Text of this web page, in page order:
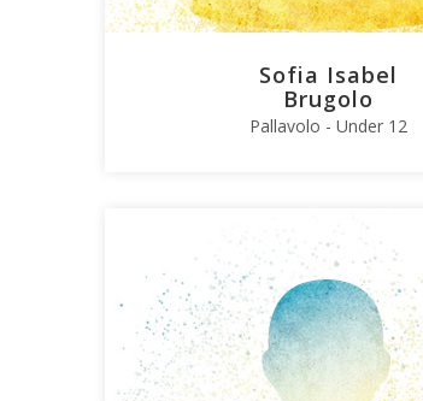
Sofia Isabel
Brugolo
Pallavolo - Under 12